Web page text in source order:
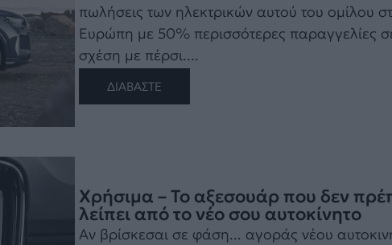
πωλήσεις των ηλεκτρικών αυτού του ομίλου
Ευρώπη με 50% περισσότερες παραγγελίες
σχέση με πέρσι....
ΔΙΑΒΑΣΤΕ
Χρήσιμα – Το αξεσουάρ που δεν
λείπει από το νέο σου αυτοκίνητο
Αν βρίσκεσαι σε φάση... αγοράς νέου